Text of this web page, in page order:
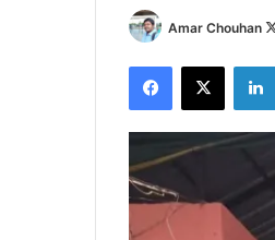
Amar Chouhan
Facebook
X